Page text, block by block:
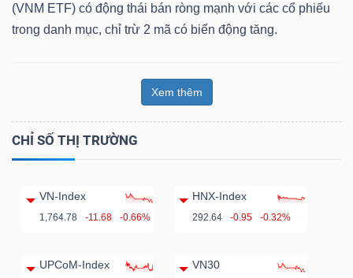
(VNM ETF) có động thái bán ròng mạnh với các cổ phiếu
trong danh mục, chỉ trừ 2 mã có biến động tăng.
Xem thêm
CHỈ SỐ THỊ TRƯỜNG
VN-Index
1,764.78 -11.68 -0.66%
HNX-Index
292.64 -0.95 -0.32%
UPCoM-Index VN30